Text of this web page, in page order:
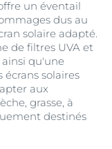
un éventail
dus au
solaire adapté.
de filtres UVA et
qu'une
écrans solaires
aux
grasse, à
destinés